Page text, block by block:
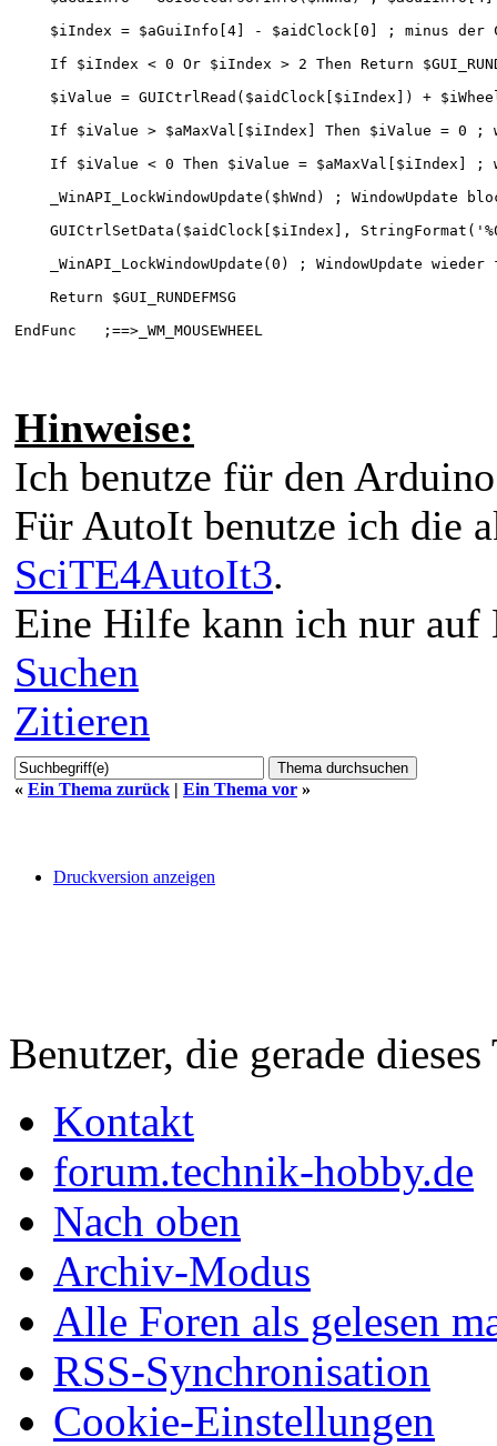
$iIndex = $aGuiInfo[4] - $aidClock[0] ; minus der
If $iIndex < 0 Or $iIndex > 2 Then Return
$iValue = GUICtrlRead($aidClock[$iIndex]) +
If $iValue > $aMaxVal[$iIndex] Then $iValue = 0 ;
If $iValue < 0 Then $iValue = $aMaxVal[$iIndex] ;
_WinAPI_LockWindowUpdate($hWnd) ;
GUICtrlSetData($aidClock[$iIndex],
_WinAPI_LockWindowUpdate(0) ; WindowUpdate wieder
Return $GUI_RUNDEFMSG
EndFunc   ;==>_WM_MOUSEWHEEL
Hinweise:
Ich benutze für den
Für AutoIt benutze ich die
SciTE4AutoIt3.
Eine Hilfe kann ich nur auf
Suchen
Zitieren
« Ein Thema zurück | Ein Thema vor »
Druckversion anzeigen
Benutzer, die gerade
Kontakt
forum.technik-hobby.de
Nach oben
Archiv-Modus
Alle Foren als gelesen
RSS-Synchronisation
Cookie-Einstellungen